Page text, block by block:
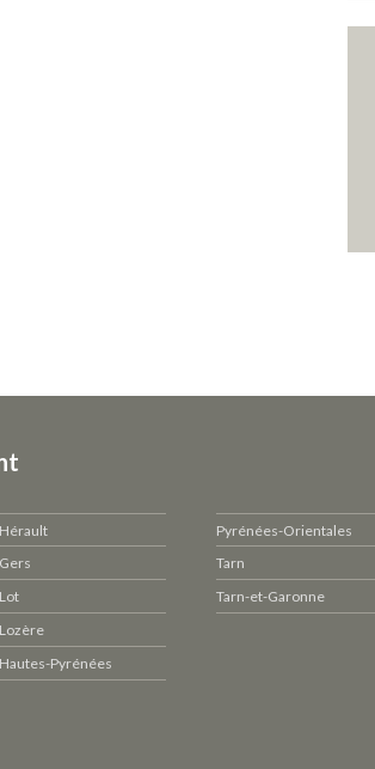
Hérault
Gers
Lot
Lozère
Hautes-Pyrénées
Pyrénées-Orientales
Tarn
Tarn-et-Garonne